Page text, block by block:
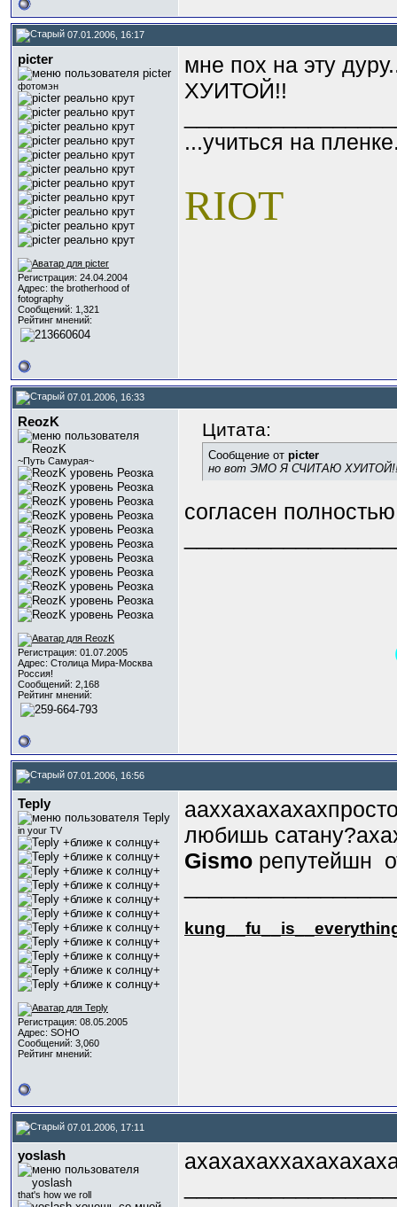
07.01.2006, 16:17
picter
фотомэн
Регистрация: 24.04.2004
Адрес: the brotherhood of
fotography
Сообщений: 1,321
Рейтинг мнений:
мне пох на эту
ХУИТОЙ!!
...учиться на
RIOT
07.01.2006, 16:33
ReozK
~Путь Самурая~
Регистрация: 01.07.2005
Адрес: Столица Мира-Москва
Россия!
Сообщений: 2,168
Рейтинг мнений:
Цитата:
Сообщение от picter
но вот ЭМО Я СЧИТАЮ
согласен
07.01.2006, 16:56
Teply
in your TV
Регистрация: 08.05.2005
Адрес: SOHO
Сообщений: 3,060
Рейтинг мнений:
любишь
Gismo репутейшн
kung_ _fu_ _is_
07.01.2006, 17:11
yoslash
that's how we roll